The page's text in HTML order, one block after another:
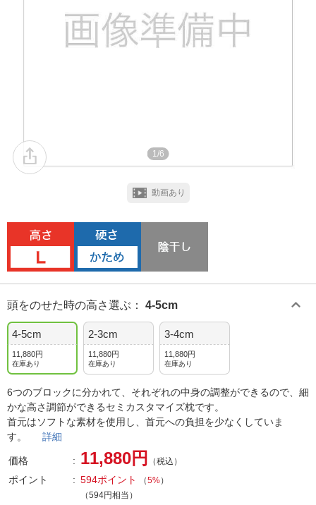
1/6
動画あり
頭をのせた時の高さ選ぶ ： 4-5cm
4-5cm
11,880円
在庫あり
2-3cm
11,880円
在庫あり
3-4cm
11,880円
在庫あり
6つのブロックに分かれて、それぞれの中身の調整ができるので、細
かな高さ調節ができるセミカスタマイズ枕です。
首元はソフトな素材を使用し、首元への負担を少なくしていま
す。 詳細
価格 11,880円 （税込）
ポイント 594ポイント （5%）
（594円相当）